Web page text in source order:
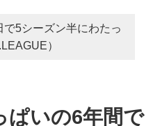
で5シーズン半にわたっ
）
ぱいの6年間で